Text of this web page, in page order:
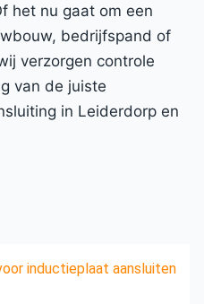
het nu gaat om een
bedrijfspand of
verzorgen controle
van de juiste
in Leiderdorp en
inductieplaat aansluiten